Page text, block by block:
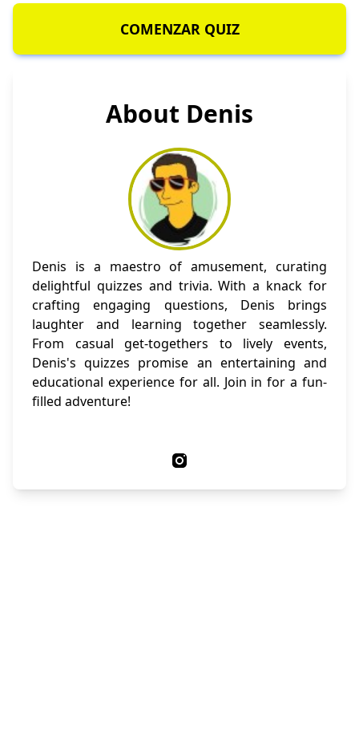
COMENZAR QUIZ
About Denis
Denis is a maestro of amusement, curating
delightful quizzes and trivia. With a knack for
crafting engaging questions, Denis brings
laughter and learning together seamlessly.
From casual get-togethers to lively events,
Denis's quizzes promise an entertaining and
educational experience for all. Join in for a fun-
filled adventure!